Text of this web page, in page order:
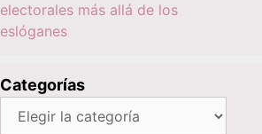
electorales más allá de los
eslóganes
Categorías
Categorías